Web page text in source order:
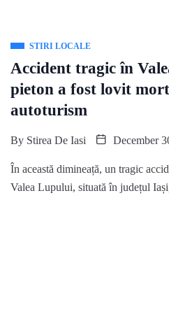
STIRI LOCALE
Accident tragic în
pieton a fost lovit
autoturism
By Stirea De Iasi December
În această dimineață, un tragic
Valea Lupului, situată în județul